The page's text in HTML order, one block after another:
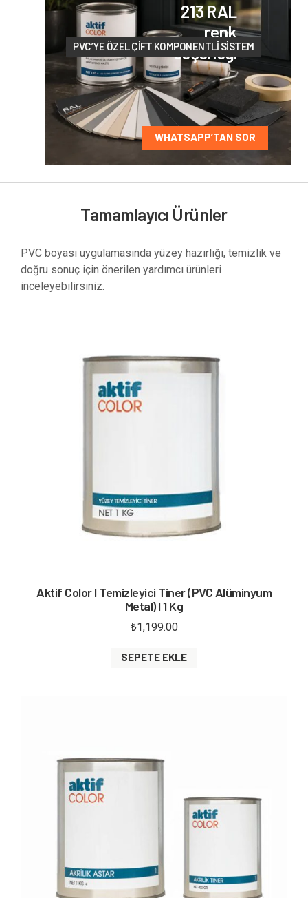
213 RAL
renk
seçeneği
PVC’YE ÖZEL ÇIFT KOMPONENTLI SISTEM
WHATSAPP’TAN SOR
Tamamlayıcı Ürünler
PVC boyası uygulamasında yüzey hazırlığı, temizlik ve
doğru sonuç için önerilen yardımcı ürünleri
inceleyebilirsiniz.
Aktif Color I Temizleyici Tiner (PVC Alüminyum
Metal) I 1 Kg
₺1,199.00
SEPETE EKLE